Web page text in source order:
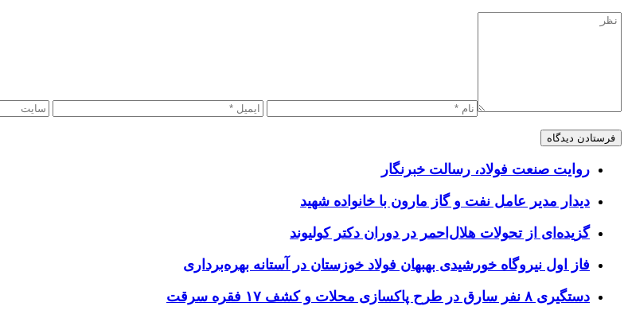
روایت صنعت فولاد،‌ رسالت خبرنگار
دیدار مدیر عامل نفت و گاز مارون با خانواده شهید
گزیده‌ای از تحولات هلال‌احمر در دوران دکتر کولیوند
فاز اول نیروگاه خورشیدی بهبهان فولاد خوزستان در آستانه بهره‌برداری
دستگیری ۸ نفر سارق در طرح پاکسازی محلات و کشف ۱۷ فقره سرقت